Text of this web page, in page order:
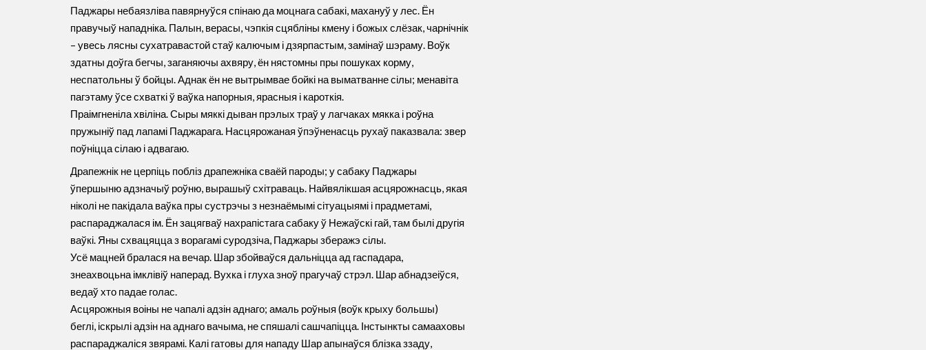
Паджары небаязліва павярнуўся спінаю да моцнага сабакі, махануў у лес. Ён
правучыў нападніка. Палын, верасы, чэпкія сцябліны кмену і божых слёзак, чарнічнік
– увесь лясны сухатравастой стаў калючым і дзярпастым, замінаў шэраму. Воўк
здатны доўга бегчы, заганяючы ахвяру, ён нястомны пры пошуках корму,
неспатольны ў бойцы. Аднак ён не вытрымвае бойкі на выматванне сілы; менавіта
пагэтаму ўсе схваткі ў ваўка напорныя, ярасныя і кароткія.
Праімгненіла хвіліна. Сыры мяккі дыван прэлых траў у лагчаках мякка і роўна
пружыніў пад лапамі Паджарага. Насцярожаная ўпэўненасць рухаў паказвала: звер
поўніцца сілаю і адвагаю.
Драпежнік не церпіць побліз драпежніка сваёй пароды; у сабаку Паджары
ўпершыню адзначыў роўню, вырашыў схітраваць. Найвялікшая асцярожнасць, якая
ніколі не пакідала ваўка пры сустрэчы з незнаёмымі сітуацыямі і прадметамі,
распараджалася ім. Ён зацягваў нахрапістага сабаку ў Нежаўскі гай, там былі другія
ваўкі. Яны схвацяцца з ворагамі суродзіча, Паджары зберажэ сілы.
Усё мацней бралася на вечар. Шар збойваўся дальніцца ад гаспадара,
знеахвоцьна імклівіў наперад. Вухка і глуха зноў прагучаў стрэл. Шар абнадзеіўся,
ведаў хто падае голас.
Асцярожныя воіны не чапалі адзін аднаго; амаль роўныя (воўк крыху большы)
беглі, іскрылі адзін на аднаго вачыма, не спяшалі сашчапіцца. Інстынкты самааховы
распараджаліся звярамі. Калі гатовы для нападу Шар апынаўся блізка ззаду,